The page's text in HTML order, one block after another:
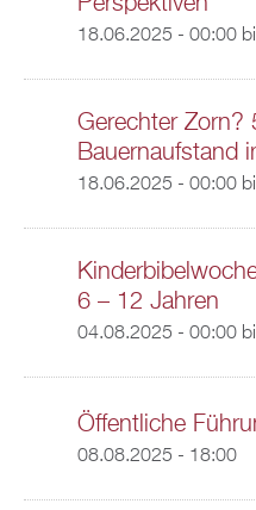
18.06.2025 - 00:00
Gerechter Zorn?
Bauernaufstand
18.06.2025 - 00:00
6 – 12 Jahren
04.08.2025 - 00:00
Öffentliche
08.08.2025 - 18:00